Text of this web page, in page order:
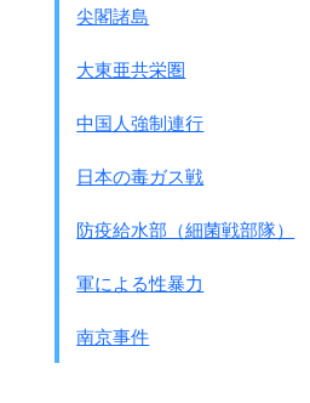
すぐに、かかりつけの医師にご
摂っていることを伝えましょう！
尖閣諸島
大東亜共栄圏
中国人強制連行
日本の毒ガス戦
防疫給水部（細菌戦部隊）
軍による性暴力
南京事件